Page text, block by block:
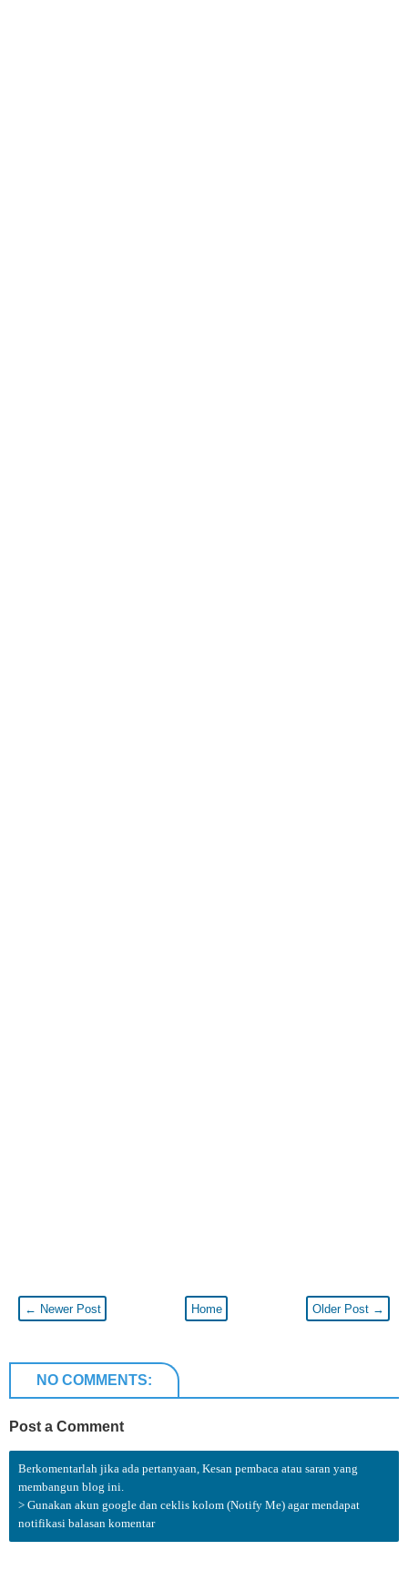
← Newer Post Older Post →
Home
NO COMMENTS:
Post a Comment
Berkomentarlah jika ada pertanyaan, Kesan pembaca atau saran yang
membangun blog ini.
> Gunakan akun google dan ceklis kolom (Notify Me) agar mendapat
notifikasi balasan komentar